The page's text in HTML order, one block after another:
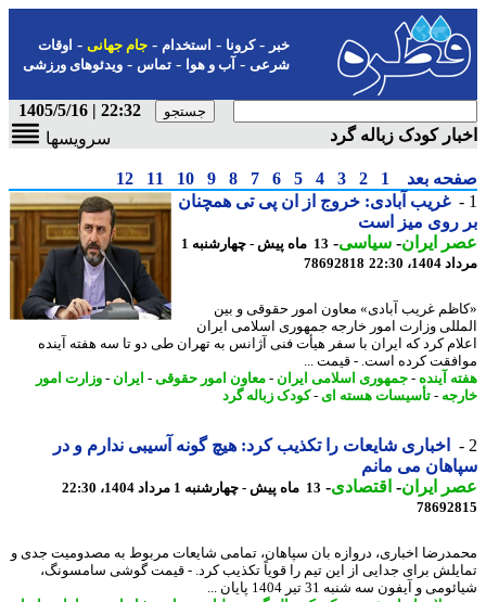
-کرونا-استخدام- جام جهانی-اوقات
شرعی-آب و هوا-تماس-ویدئوهای ورزشی
22:32 | 1405/5/16
کودک زباله گرد
سرویسها
بعد 1
2
3
4
5
6
7
8
9
10
11
12
غریب آبادی: خروج از ان پی تی همچنان
روی میز است
ایران- سیاسی-
13 ماه پیش - چهارشنبه 1
22:30
78692818
غریب آبادی» معاون امور حقوقی و بین
وزارت امور خارجه جمهوری اسلامی ایران
کرد که ایران با سفر هیأت فنی آژانس به تهران طی دو تا سه هفته آینده
کرده است. - قیمت ...
آینده
-جمهوری اسلامی ایران - معاون امور حقوقی-ایران -
وزارت امور
-تأسیسات هسته ای- کودک زباله گرد
اخباری شایعات را تکذیب کرد: هیچ گونه آسیبی ندارم و در
می مانم
ایران- اقتصادی-13 ماه پیش - چهارشنبه 1 مرداد 1404، 22:30
اخباری، دروازه بان سپاهان، تمامی شایعات مربوط به مصدومیت جدی و
برای جدایی از این تیم را قویاً تکذیب کرد. - قیمت گوشی سامسونگ،
و آیفون سه شنبه 31 تیر 1404 پایان ...